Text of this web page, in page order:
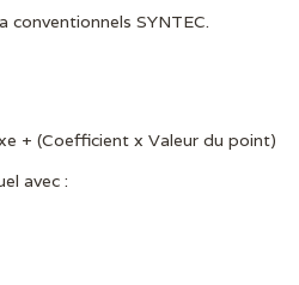
conventionnels SYNTEC.
+ (Coefficient x Valeur du point)
avec :